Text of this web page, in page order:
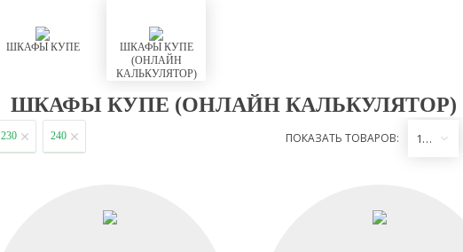
ШКАФЫ КУПЕ
ШКАФЫ КУПЕ
(ОНЛАЙН
КАЛЬКУЛЯТОР)
ШКАФЫ КУПЕ (ОНЛАЙН КАЛЬКУЛЯТОР)
230 240 ПОКАЗАТЬ ТОВАРОВ: 12